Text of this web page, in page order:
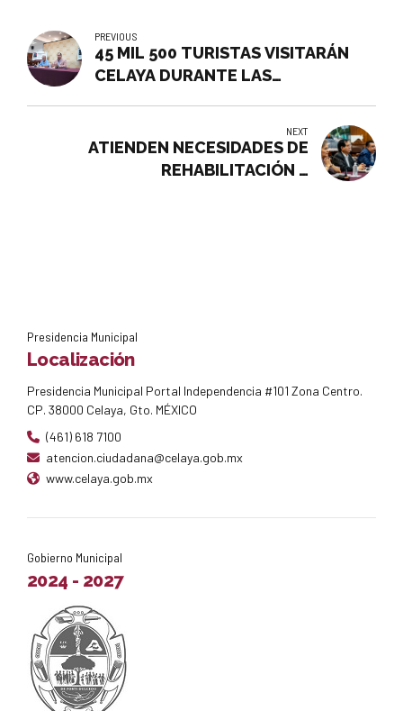
PREVIOUS
45 MIL 500 TURISTAS VISITARÁN
CELAYA DURANTE LAS
NEXT
ATIENDEN NECESIDADES DE
REHABILITACIÓN Y
Presidencia Municipal
Localización
Presidencia Municipal Portal Independencia #101 Zona Centro.
CP. 38000 Celaya, Gto. MÉXICO
(461) 618 7100
atencion.ciudadana@celaya.gob.mx
www.celaya.gob.mx
Gobierno Municipal
2024 - 2027